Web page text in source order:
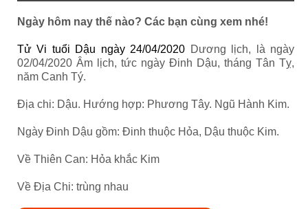
Ngày hôm nay thế nào? Các bạn cùng xem nhé!
Tử Vi tuổi Dậu ngày 24/04/2020 Dương lịch, là ngày
02/04/2020 Âm lịch, tức ngày Đinh Dậu, tháng Tân Tỵ,
năm Canh Tý.
Địa chi: Dậu. Hướng hợp: Phương Tây. Ngũ Hành Kim.
Ngày Đinh Dậu gồm: Đinh thuộc Hỏa, Dậu thuộc Kim.
Về Thiên Can: Hỏa khắc Kim
Về Địa Chi: trùng nhau